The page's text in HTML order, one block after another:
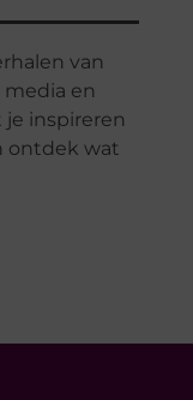
van
en
inspireren
ontdek wat